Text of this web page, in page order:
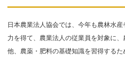
日本農業法人協会では、今年も農林水
力を得て、農業法人の従業員を対象に
他、農薬・肥料の基礎知識を習得するた